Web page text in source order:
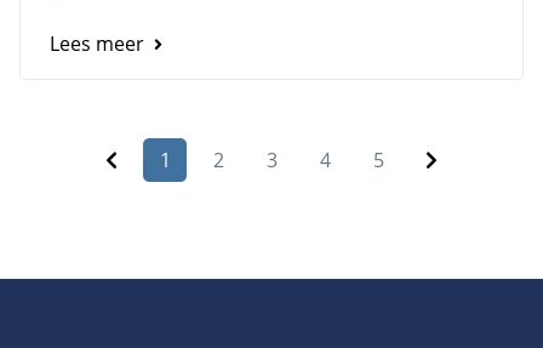
Lees meer
1 2 3 4 5